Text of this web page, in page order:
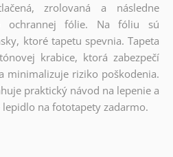
zrolovaná a následne
ochrannej fólie. Na fóliu sú
ktoré tapetu spevnia. Tapeta
krabice, ktorá zabezpečí
minimalizuje riziko poškodenia.
praktický návod na lepenie a
na fototapety zadarmo.